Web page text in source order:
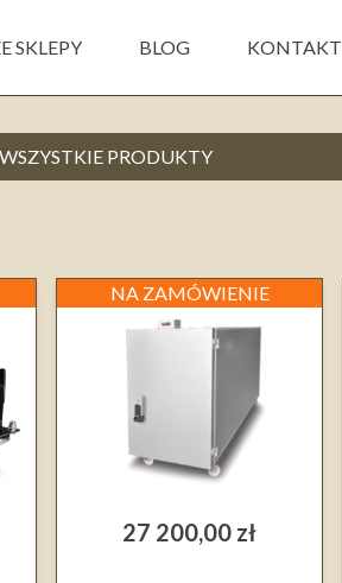
SKLEPY BLOG KONTAKT
WSZYSTKIE PRODUKTY
NA ZAMÓWIENIE
27 200,00 zł